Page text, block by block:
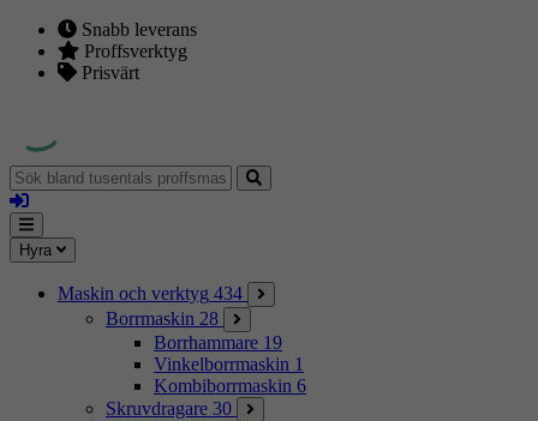
Snabb leverans
Proffsverktyg
Prisvärt
Sök
bland
tusentals
proffsmaskiner
Logga
in
Mina
sidor
Meny
Hyra
Maskin och verktyg 434
Borrmaskin 28
Borrhammare 19
Vinkelborrmaskin 1
Kombiborrmaskin 6
Skruvdragare 30